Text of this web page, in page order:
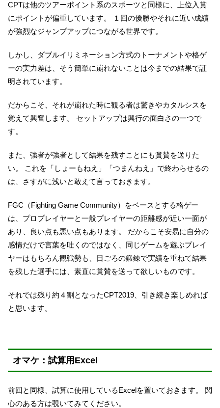
CPTは他のツアーポイント系のスポーツと同様に、上位入賞
にポイントが偏重しています。 １回の優勝やそれに近い成績
が強烈なジャンプアップにつながる世界です。
しかし、ダブルイリミネーション方式のトーナメントや格ゲ
ーの実力差は、そう簡単に崩れないことは今までの結果で証
明されています。
だからこそ、それが崩れた時に観る者は驚きやカタルシスを
覚えて興奮します。 セットアップは興行の面白さの一つで
す。
また、強者が強者として結果を残すことにも賞賛を送りた
い。 これを「しょーもねえ」「つまんねえ」で終わらせるの
は、さすがに浅いと敢えて言っておきます。
FGC（Fighting Game Community）をベースとする格ゲー
は、プロプレイヤーと一般プレイヤーの距離感が近い一面が
あり、良い点も悪い点もあります。 だからこそ安易に自分の
感情だけで言葉を吐くのではなく、同じゲームを遊ぶプレイ
ヤーはもちろん観戦勢も、日ごろの鍛錬で実績を重ねて結果
を残した選手には、素直に賞賛を送って欲しいものです。
それでは残り約４割となったCPT2019、引き続き楽しめれば
と思います。
オマケ：試算用Excel
前回と同様、試算に使用しているExcelを置いておきます。 関
心のある方は覗いてみてください。